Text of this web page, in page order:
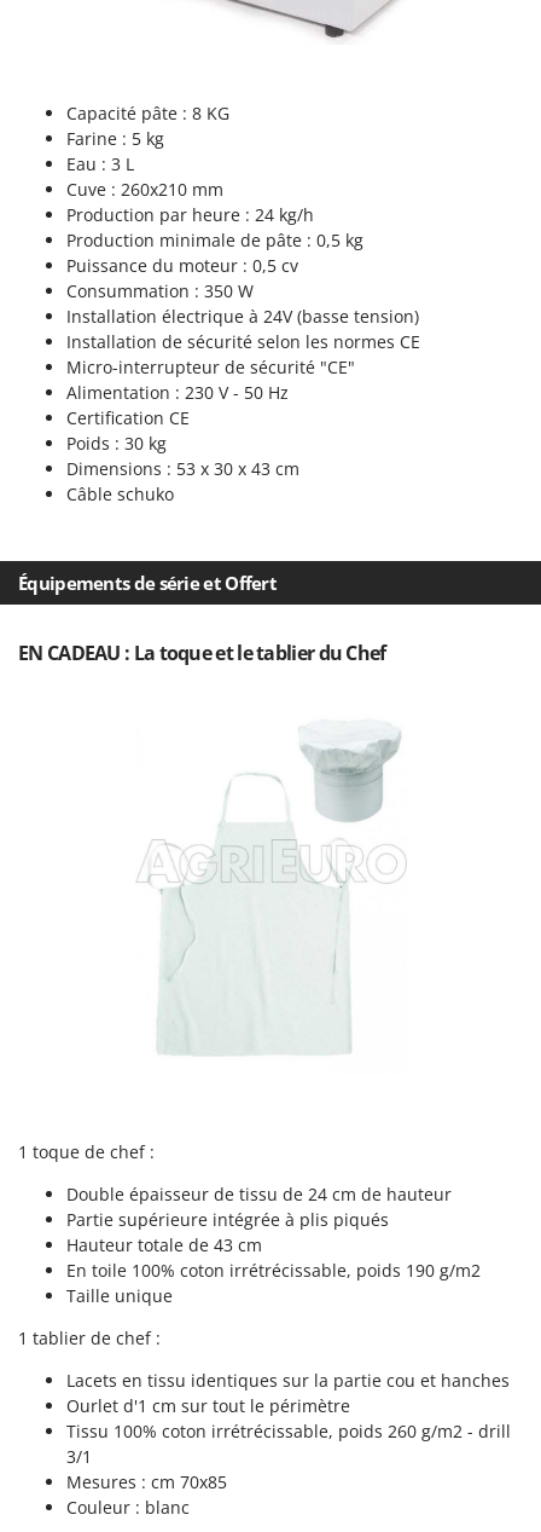
Tronçonneuses
Vêtements de Sécurité
Vibroculteurs à tracteur
Lisam
Lotusgrill
M.A.I.BO.
Macom
Macte Ovens
Makita
MAMMAMIA
Marcato
Marina Systems
Master
Mastercook
McCulloch
MCH
Michelin
Novital
NuAir
NuovaFac
Officine Savioli
Oliviero
OMA
Omas
Ompagrill
Ooni
Capacité pâte : 8 KG
Farine : 5 kg
Eau : 3 L
Cuve : 260x210 mm
Production par heure : 24 kg/h
Production minimale de pâte : 0,5 kg
Puissance du moteur : 0,5 cv
Consummation : 350 W
Installation électrique à 24V (basse tension)
Installation de sécurité selon les normes CE
Micro-interrupteur de sécurité "CE"
Alimentation : 230 V - 50 Hz
Certification CE
Poids : 30 kg
Dimensions : 53 x 30 x 43 cm
Câble schuko
Équipements de série et Offert
EN CADEAU : La toque et le tablier du Chef
1 toque de chef :
Double épaisseur de tissu de 24 cm de hauteur
Partie supérieure intégrée à plis piqués
Hauteur totale de 43 cm
En toile 100% coton irrétrécissable, poids 190 g/m2
Taille unique
1 tablier de chef :
Lacets en tissu identiques sur la partie cou et hanches
Ourlet d'1 cm sur tout le périmètre
Tissu 100% coton irrétrécissable, poids 260 g/m2 - drill
3/1
Mesures : cm 70x85
Couleur : blanc